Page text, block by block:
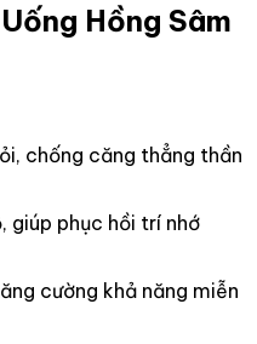
Hồng Sâm
chống căng thẳng thần
giúp phục hồi trí nhớ
cường khả năng miễn